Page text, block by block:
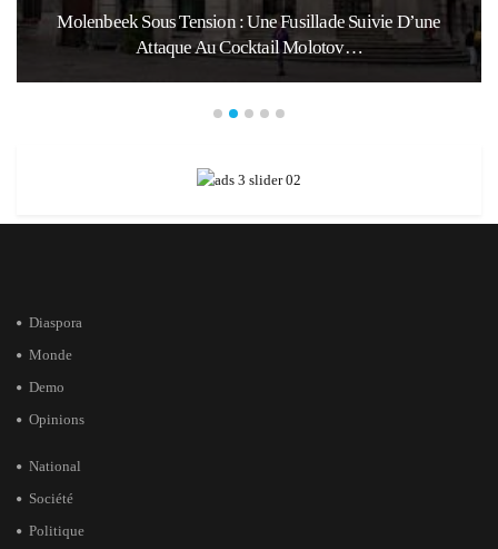
Tension : Une Fusillade Suivie D’une
Au Cocktail Molotov…
Marocains Du
Diaspora
Monde
Demo
Opinions
National
Société
Politique